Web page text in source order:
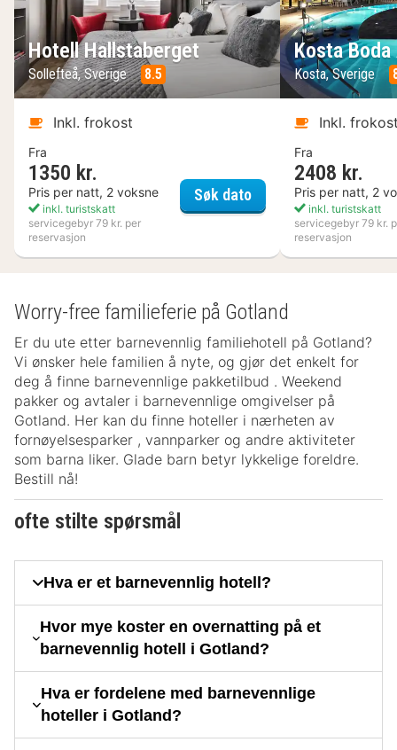
Hotell Hallstaberget
Sollefteå, Sverige 8.5
Inkl. frokost
Fra
1350 kr.
Pris per natt, 2 voksne
inkl. turistskatt
servicegebyr 79 kr. per
reservasjon
Søk datoHotell Hallstaberget
Kosta
Kosta, Sverige
Inkl.
Fra
2408 kr.
Pris per natt, 2
inkl. turistskatt
servicegebyr 79 kr.
reservasjon
Worry-free familieferie på Gotland
Er du ute etter barnevennlig familiehotell på Gotland?
Vi ønsker hele familien å nyte, og gjør det enkelt for
deg å finne barnevennlige pakketilbud . Weekend
pakker og avtaler i barnevennlige omgivelser på
Gotland. Her kan du finne hoteller i nærheten av
fornøyelsesparker , vannparker og andre aktiviteter
som barna liker. Glade barn betyr lykkelige foreldre.
Bestill nå!
ofte stilte spørsmål
Hva er et barnevennlig hotell?
Hvor mye koster en overnatting på et
barnevennlig hotell i Gotland?
Hva er fordelene med barnevennlige
hoteller i Gotland?